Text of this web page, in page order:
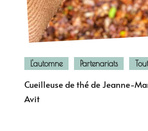
L'automne Partenariats
Cueilleuse de thé de Jeanne-
Avit